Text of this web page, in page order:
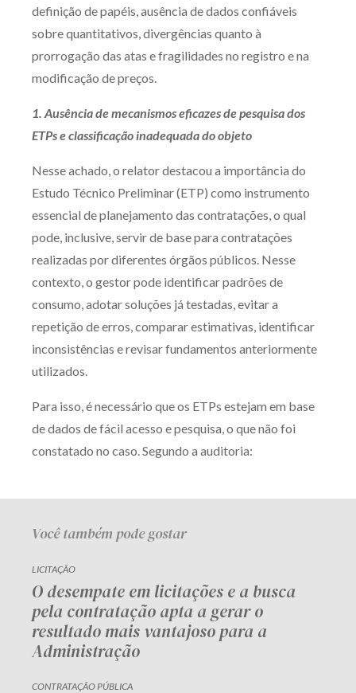
definição de papéis, ausência de dados confiáveis
sobre quantitativos, divergências quanto à
prorrogação das atas e fragilidades no registro e na
modificação de preços.
1. Ausência de mecanismos eficazes de pesquisa dos
ETPs e classificação inadequada do objeto
Nesse achado, o relator destacou a importância do
Estudo Técnico Preliminar (ETP) como instrumento
essencial de planejamento das contratações, o qual
pode, inclusive, servir de base para contratações
realizadas por diferentes órgãos públicos. Nesse
contexto, o gestor pode identificar padrões de
consumo, adotar soluções já testadas, evitar a
repetição de erros, comparar estimativas, identificar
inconsistências e revisar fundamentos anteriormente
utilizados.
Para isso, é necessário que os ETPs estejam em base
de dados de fácil acesso e pesquisa, o que não foi
constatado no caso. Segundo a auditoria:
Você também pode gostar
LICITAÇÃO
O desempate em licitações e a busca
pela contratação apta a gerar o
resultado mais vantajoso para a
Administração
CONTRATAÇÃO PÚBLICA